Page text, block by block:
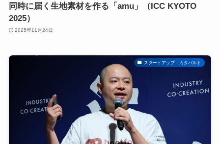
同時に届く生地素材を作る「amu」（ICC KYOTO
2025）
2025年11月24日
スタートアップ・カタパルト